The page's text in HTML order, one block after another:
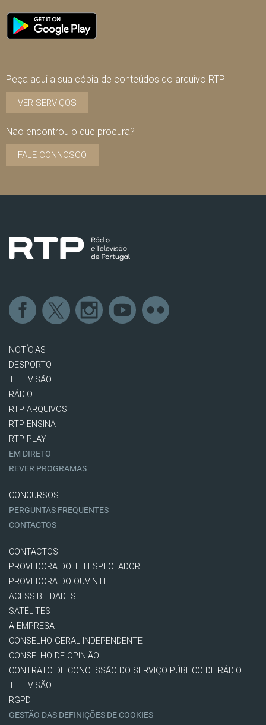
Peça aqui a sua cópia de conteúdos do arquivo RTP
VER SERVIÇOS
Não encontrou o que procura?
FALE CONNOSCO
NOTÍCIAS
DESPORTO
TELEVISÃO
RÁDIO
RTP ARQUIVOS
RTP ENSINA
RTP PLAY
EM DIRETO
REVER PROGRAMAS
CONCURSOS
PERGUNTAS FREQUENTES
CONTACTOS
CONTACTOS
PROVEDORA DO TELESPECTADOR
PROVEDORA DO OUVINTE
ACESSIBILIDADES
SATÉLITES
A EMPRESA
CONSELHO GERAL INDEPENDENTE
CONSELHO DE OPINIÃO
CONTRATO DE CONCESSÃO DO SERVIÇO PÚBLICO DE RÁDIO E
TELEVISÃO
RGPD
GESTÃO DAS DEFINIÇÕES DE COOKIES